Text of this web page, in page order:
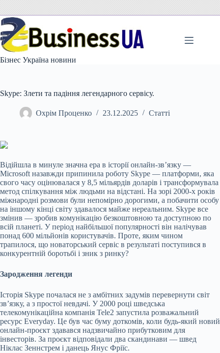
вмісту
Бізнес Україна новини
Skype: Злети та падіння легендарного сервісу.
Охрім Проценко 23.12.2025 Статті
Відійшла в минуле значна ера в історії онлайн-зв’язку —
Microsoft назавжди припинила роботу Skype — платформи, яка
свого часу оцінювалася у 8,5 мільярдів доларів і трансформувала
метод спілкування між людьми на відстані. На зорі 2000-х років
міжнародні розмови були непомірно дорогими, а побачити особу
на іншому кінці світу здавалося майже нереальним. Skype все
змінив — зробив комунікацію безкоштовною та доступною по
всій планеті. У період найбільшої популярності він налічував
понад 600 мільйонів користувачів. Проте, яким чином
трапилося, що новаторський сервіс в результаті поступився в
конкурентній боротьбі і зник з ринку?
Зародження легенди
Історія Skype почалася не з амбітних задумів перевернути світ
зв’язку, а з простої невдачі. У 2000 році шведська
телекомунікаційна компанія Tele2 запустила розважальний
ресурс Everyday. Це був час буму доткомів, коли будь-який новий
онлайн-проєкт здавався надзвичайно прибутковим для
інвесторів. За проєкт відповідали два скандинави — швед
Ніклас Зеннстрем і данець Янус Фріїс.